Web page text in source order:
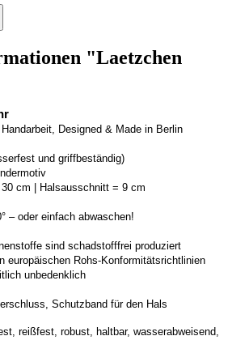
"Laetzchen
Designed & Made in Berlin
und griffbeständig)
cm | Halsausschnitt = 9 cm
– oder einfach abwaschen!
sind schadstofffrei produziert
europäischen Rohs-Konformitätsrichtlinien
unbedenklich
Schutzband für den Hals
reißfest, robust, haltbar, wasserabweisend,